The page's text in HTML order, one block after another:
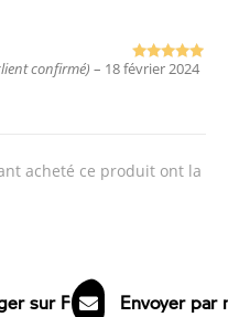
Note5sur
confirmé) – 18 février 2024
acheté ce produit ont la
sur FacebookEnvoyer par